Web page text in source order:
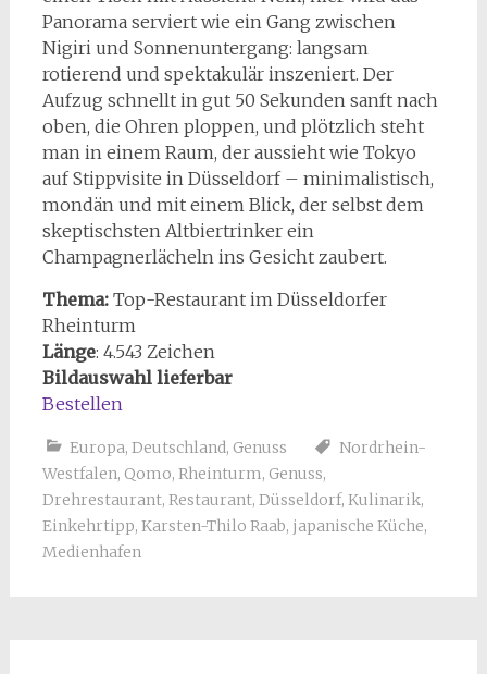
Panorama serviert wie ein Gang zwischen
Nigiri und Sonnenuntergang: langsam
rotierend und spektakulär inszeniert. Der
Aufzug schnellt in gut 50 Sekunden sanft nach
oben, die Ohren ploppen, und plötzlich steht
man in einem Raum, der aussieht wie Tokyo
auf Stippvisite in Düsseldorf – minimalistisch,
mondän und mit einem Blick, der selbst dem
skeptischsten Altbiertrinker ein
Champagnerlächeln ins Gesicht zaubert.
Thema: Top-Restaurant im Düsseldorfer
Rheinturm
Länge: 4.543 Zeichen
Bildauswahl lieferbar
Bestellen
Europa, Deutschland, Genuss
Nordrhein-
Westfalen, Qomo, Rheinturm, Genuss,
Drehrestaurant, Restaurant, Düsseldorf, Kulinarik,
Einkehrtipp, Karsten-Thilo Raab, japanische Küche,
Medienhafen